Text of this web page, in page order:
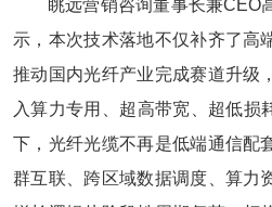
眺远营销咨询董事长兼CEO
示，本次技术落地不仅补齐了高
推动国内光纤产业完成赛道升级
入算力专用、超高带宽、超低损
下，光纤光缆不再是低端通信配
群互联、跨区域数据调度、算力